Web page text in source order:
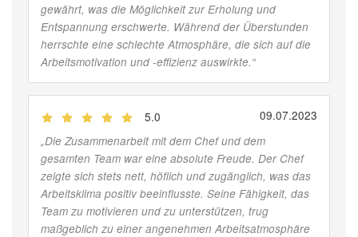
gewährt, was die Möglichkeit zur Erholung und
Entspannung erschwerte. Während der Überstunden
herrschte eine schlechte Atmosphäre, die sich auf die
Arbeitsmotivation und -effizienz auswirkte.“
5.0 09.07.2023
„Die Zusammenarbeit mit dem Chef und dem
gesamten Team war eine absolute Freude. Der Chef
zeigte sich stets nett, höflich und zugänglich, was das
Arbeitsklima positiv beeinflusste. Seine Fähigkeit, das
Team zu motivieren und zu unterstützen, trug
maßgeblich zu einer angenehmen Arbeitsatmosphäre